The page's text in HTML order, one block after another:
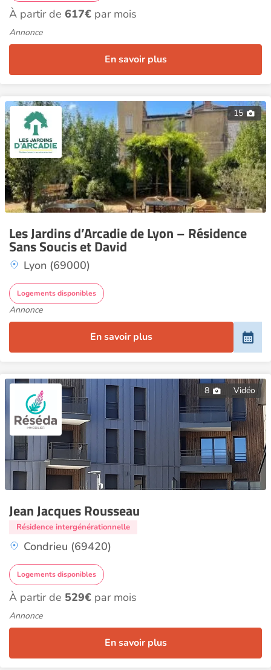
À partir de 617€ par mois
Annonce
En savoir plus
15
Les Jardins d’Arcadie de Lyon – Résidence
Sans Soucis et David
Lyon (69000)
Logements disponibles
Annonce
En savoir plus
8 Vidéo
Jean Jacques Rousseau
Résidence intergénérationnelle
Condrieu (69420)
Logements disponibles
À partir de 529€ par mois
Annonce
En savoir plus